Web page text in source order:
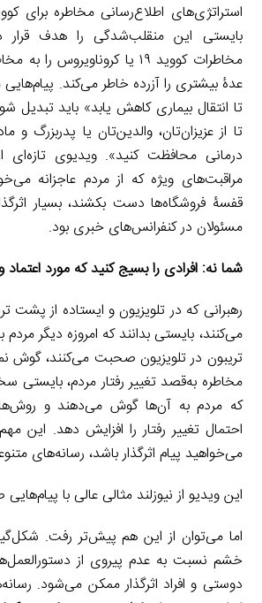
بایستی این منقلب‌شدگی را هدف قرار
مخاطرات کووید ۱۹ یا
عدۀ بیشتری را آزرده خاطر می‌کند. پیام‌هایی
تا انتقال بیماری کاهش یابد» باید تبدیل
تا از عزیزان‌تان، والدین‌تان یا پدربزرگ و
درمانی محافظت کنید». ویدیوی
مراقبت‌های ویژه که از مردم عاجزانه
قفسۀ فروشگاه‌ها دست بکشند، بسیار
مسئولان در کنفرانس‌های خبری بود.
شما نه: افرادی را بسیج کنید که مورد
رهبرانی که در تلویزیون و ایستاده از
می‌کنند، بایستی بدانند که امروزه دیگر
تریبون در تلویزیون صحبت می‌کنند، گوش
مخاطره به‌قصد تغییر رفتار مردم، بایستی
که مردم به آن‌ها گوش می‌دهند و
احتمال تغییر رفتار را افزایش دهد. این
می‌خواهید پیام اثرگذار باشد، رسانه‌های
این ویدیو از نیوزلند مثالی عالی با
اما می‌توان از این هم پیش‌تر رفت.
خشم نسبت به عدم پیروی از
دوستی و افراد اثرگذار ممکن می‌شود.